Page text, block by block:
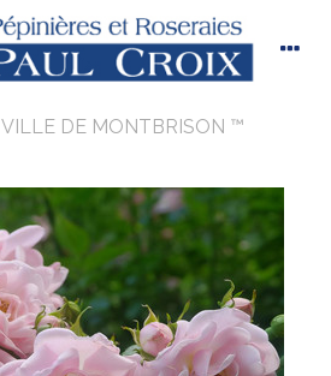
VILLE DE MONTBRISON ™